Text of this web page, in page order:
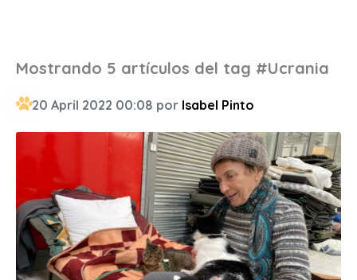
Mostrando 5 artículos del tag #Ucrania
20 April 2022 00:08 por Isabel Pinto